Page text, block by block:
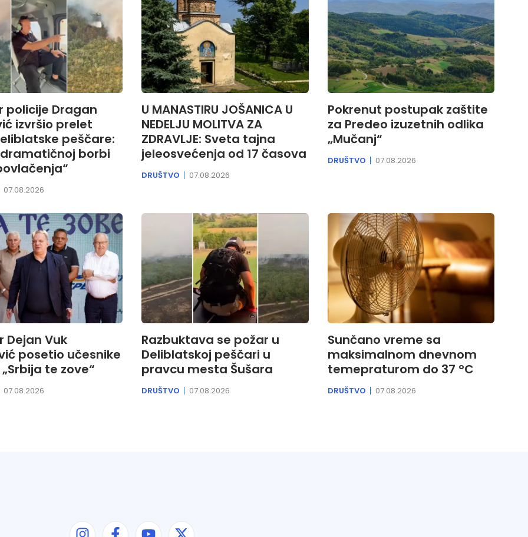
policije Dragan
izvršio prelet
peščare:
dramatičnoj borbi
07.08.2026
U MANASTIRU JOŠANICA U
NEDELJU MOLITVA ZA
ZDRAVLJE: Sveta tajna
jeleosvećenja od 17 časova
DRUŠTVO 07.08.2026
Pokrenut postupak zaštite
za Predeo izuzetnih odlika
„Mučanj“
DRUŠTVO 07.08.2026
Dejan Vuk
posetio učesnike
te zove“
07.08.2026
Razbuktava se požar u
Deliblatskoj peščari u
pravcu mesta Šušara
DRUŠTVO 07.08.2026
Sunčano vreme sa
maksimalnom dnevnom
temepraturom do 37 °C
DRUŠTVO 07.08.2026